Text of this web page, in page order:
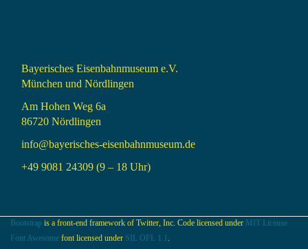
Bayerisches Eisenbahnmuseum e.V.
München und Nördlingen
Am Hohen Weg 6a
86720 Nördlingen
info@bayerisches-eisenbahnmuseum.de
+49 9081 24309 (9 – 18 Uhr)
Bootstrap is a front-end framework of Twitter, Inc. Code licensed under MIT License.
Font Awesome font licensed under SIL OFL 1.1 .